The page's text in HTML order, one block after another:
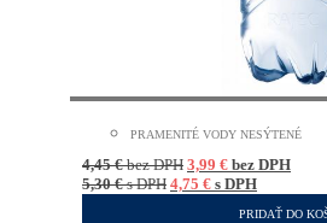
PRAMENITÉ VODY NESÝTENÉ
4,45€bez DPH 3,99 € bez DPH
5,30€s DPH 4,75 € s DPH
PRIDAŤ DO